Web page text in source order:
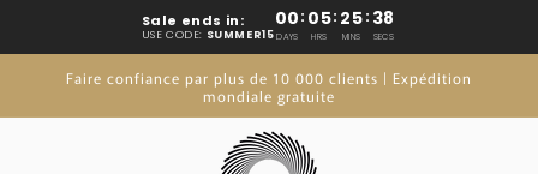
contenu
Sale ends in:
USE CODE: SUMMER15
00
DAYS
: 05
HRS
: 25
MINS
: 37
SECS
Faire confiance par plus de 10 000 clients | Expédition
mondiale gratuite